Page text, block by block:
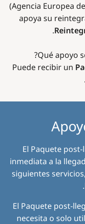
(Agencia Europea
apoya su
Puede recibir un
.
El Paquete
inmediata a la
siguientes
El Paquete post-
necesita o solo